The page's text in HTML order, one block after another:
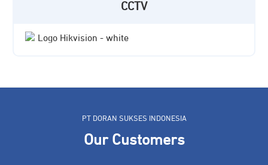
CCTV
PT DORAN SUKSES INDONESIA
Our Customers